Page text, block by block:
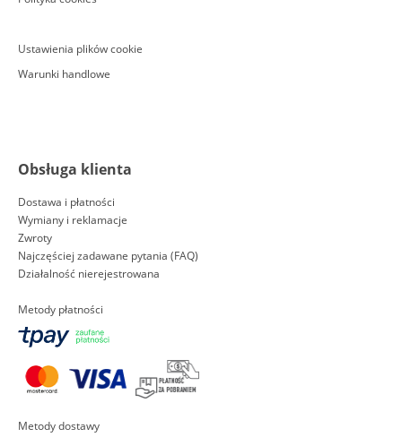
Ustawienia plików cookie
Warunki handlowe
Obsługa klienta
Dostawa i płatności
Wymiany i reklamacje
Zwroty
Najczęściej zadawane pytania (FAQ)
Działalność nierejestrowana
Metody płatności
Metody dostawy